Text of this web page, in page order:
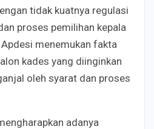
tidak kuatnya regulasi
proses pemilihan kepala
menemukan fakta
kades yang diinginkan
oleh syarat dan proses
adanya